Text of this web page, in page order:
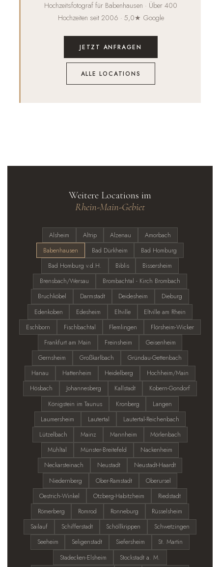
Hochzeitsfotograf für Babenhausen · Über 400
Hochzeiten seit 2006 · 5,0★ Google
JETZT ANFRAGEN
ALLE LOCATIONS
Weitere Locations im
Rhein-Main-Gebiet
Alsheim Altrip Alzenau
Amorbach
Babenhausen
Bad Dürkheim
Bad Homburg
Bad Homburg v.d.H.
Biblis
Bissersheim
Brensbach/Wersau
Brombachtal - Kirch Brombach
Bruchköbel
Darmstadt Deidesheim
Dieburg
Edenkoben
Edesheim Eltville
Eltville am Rhein
Eschborn
Fischbachtal Flemlingen
Flörsheim-Wicker
Frankfurt am Main
Freinsheim
Geisenheim
Gernsheim
Großkarlbach
Gründau-Gettenbach
Hanau
Hattenheim Heidelberg
Hochheim/Main
Hösbach
Johannesberg Kallstadt
Kobern-Gondorf
Königstein im Taunus
Kronberg
Langen
Laumersheim
Lautertal
Lautertal-Reichenbach
Lützelbach
Mainz Mannheim
Mörlenbach
Mühltal
Münster-Breitefeld
Nackenheim
Neckarsteinach
Neustadt
Neustadt-Haardt
Niedernberg
Ober-Ramstadt
Oberursel
Oestrich-Winkel
Otzberg-Habitzheim
Riedstadt
Römerberg
Romrod Ronneburg
Rüsselsheim
Sailauf
Schifferstadt Schöllkrippen
Schwetzingen
Seeheim
Seligenstadt Siefersheim
St. Martin
Stadecken-Elsheim
Stockstadt a. M.